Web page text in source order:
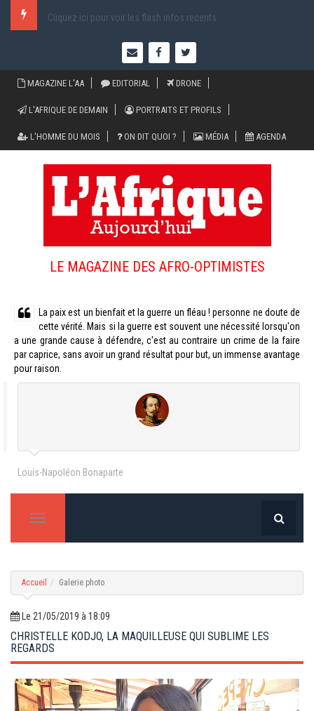
Cliquez ici pour voir les flash infos recents
MAGAZINE L'AA EDITORIAL DRONE
L'AFRIQUE DE DEMAIN PORTRAITS ET PROFILS
L'HOMME DU MOIS ON DIT QUOI ? MÉDIA AGENDA
LE MAGAZINE DES AFRO-OPTIMISTES
La paix est un bienfait et la guerre un fléau ! personne ne doute de
cette vérité. Mais si la guerre est souvent une nécessité lorsqu'on
a une grande cause à défendre, c'est au contraire un crime de la faire
par caprice, sans avoir un grand résultat pour but, un immense avantage
pour raison.
Louis-Napoléon Bonaparte
T
g
e
n
a
i
g
a
t
i
n
Accueil Galerie photo
Le 21/05/2019 à 18:09
CHRISTELLE KODJO, LA MAQUILLEUSE QUI SUBLIME LES
REGARDS